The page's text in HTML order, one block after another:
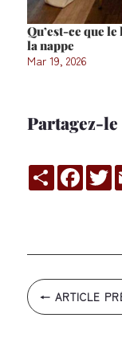
Qu’est-ce que
la nappe
Mar 19, 2026
Partagez-le
Compartir
← ARTICLE